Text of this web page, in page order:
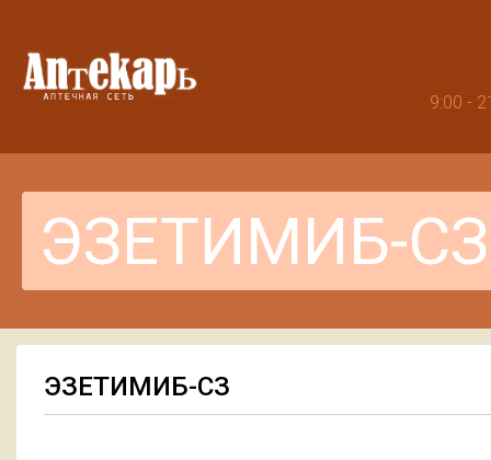
9:00 -
ЭЗЕТИМИБ-СЗ